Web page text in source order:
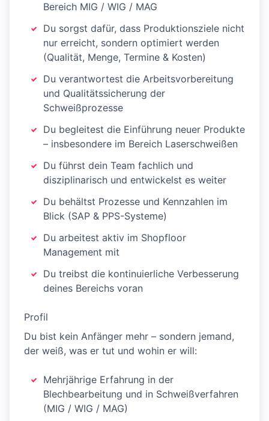
Bereich MIG / WIG / MAG
Du sorgst dafür, dass Produktionsziele nicht
nur erreicht, sondern optimiert werden
(Qualität, Menge, Termine & Kosten)
Du verantwortest die Arbeitsvorbereitung
und Qualitätssicherung der
Schweißprozesse
Du begleitest die Einführung neuer Produkte
– insbesondere im Bereich Laserschweißen
Du führst dein Team fachlich und
disziplinarisch und entwickelst es weiter
Du behältst Prozesse und Kennzahlen im
Blick (SAP & PPS-Systeme)
Du arbeitest aktiv im Shopfloor
Management mit
Du treibst die kontinuierliche Verbesserung
deines Bereichs voran
Profil
Du bist kein Anfänger mehr – sondern jemand,
der weiß, was er tut und wohin er will:
Mehrjährige Erfahrung in der
Blechbearbeitung und in Schweißverfahren
(MIG / WIG / MAG)